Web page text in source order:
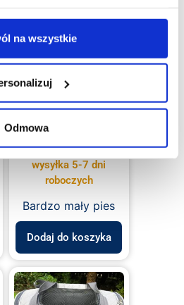
na wszystkie
Odmowa
Transporter
samochodowy MINI
psa czarny
369.00
Na zamówienie:
wysyłka 5-7 dni
roboczych
Bardzo mały pies
Dodaj do koszyka